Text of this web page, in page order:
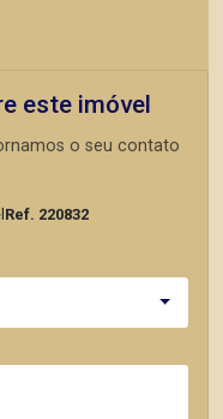
este imóvel
o seu contato
Ref. 220832